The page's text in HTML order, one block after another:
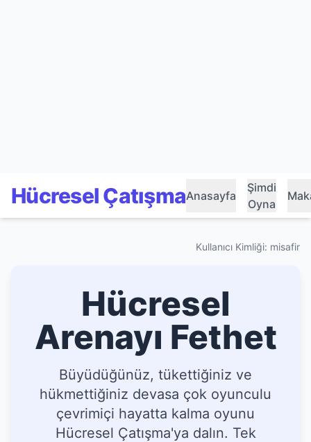
Hücresel ÇatışmaAnasayfa
Şimdi
Oyna
Kullanıcı Kimliği: misafir
Hücresel
Arenayı Fethet
Büyüdüğünüz, tükettiğiniz ve
hükmettiğiniz devasa çok oyunculu
çevrimiçi hayatta kalma oyunu
Hücresel Çatışma'ya dalın. Tek